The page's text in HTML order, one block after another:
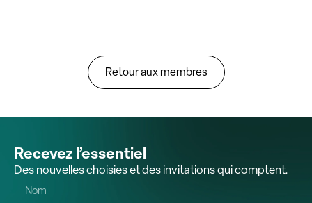
Retour aux membres
Recevez l’essentiel
Des nouvelles choisies et des invitations qui comptent.